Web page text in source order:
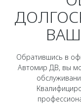
C7
от 2 739 000 ₽*
Записаться на
Cпецпредложения
OMODA Лизинг
Кредит и
Кредитные
Кузовной ремонт
Поддержка
Помощь на дороге
Гарантия
Дополнительная
Руководства по
Онлайн-сервисы
Приложение O&J
Клуб владельцев
Бренд JAECOO
Правовая
Обратившись в
Автомир ДВ, вы